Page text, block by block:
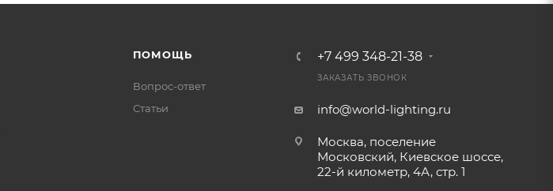
ПОМОЩЬ
Вопрос-ответ
Статьи
+7 499 348-21-38
ЗАКАЗАТЬ ЗВОНОК
info@world-lighting.ru
Москва, поселение
Московский, Киевское шоссе,
22-й километр, 4А, стр. 1